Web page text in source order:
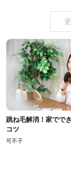
跳ね毛解消！家でで
コツ
可不子